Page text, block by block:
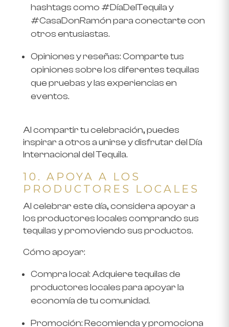
hashtags como #DíaDelTequila y
#CasaDonRamón para conectarte con
otros entusiastas.
Opiniones y reseñas: Comparte tus
opiniones sobre los diferentes tequilas
que pruebas y las experiencias en
eventos.
Al compartir tu celebración, puedes
inspirar a otros a unirse y disfrutar del Día
Internacional del Tequila.
10. APOYA A LOS
PRODUCTORES LOCALES
Al celebrar este día, considera apoyar a
los productores locales comprando sus
tequilas y promoviendo sus productos.
Cómo apoyar:
Compra local: Adquiere tequilas de
productores locales para apoyar la
economía de tu comunidad.
Promoción: Recomienda y promociona